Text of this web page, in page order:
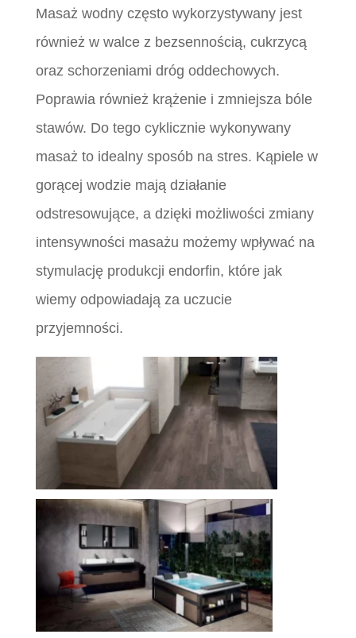
Masaż wodny często wykorzystywany jest
również w walce z bezsennością, cukrzycą
oraz schorzeniami dróg oddechowych.
Poprawia również krążenie i zmniejsza bóle
stawów. Do tego cyklicznie wykonywany
masaż to idealny sposób na stres. Kąpiele w
gorącej wodzie mają działanie
odstresowujące, a dzięki możliwości zmiany
intensywności masażu możemy wpływać na
stymulację produkcji endorfin, które jak
wiemy odpowiadają za uczucie
przyjemności.